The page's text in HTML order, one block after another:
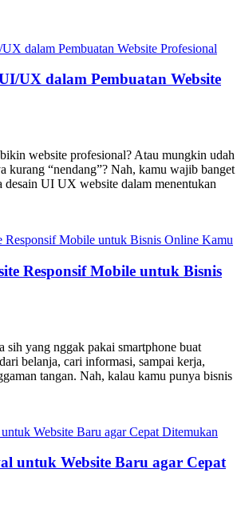
UX dalam Pembuatan Website
website profesional? Atau mungkin udah
kurang “nendang”? Nah, kamu wajib banget
desain UI UX website dalam menentukan
Responsif Mobile untuk Bisnis
sih yang nggak pakai smartphone buat
belanja, cari informasi, sampai kerja,
tangan. Nah, kalau kamu punya bisnis
untuk Website Baru agar Cepat